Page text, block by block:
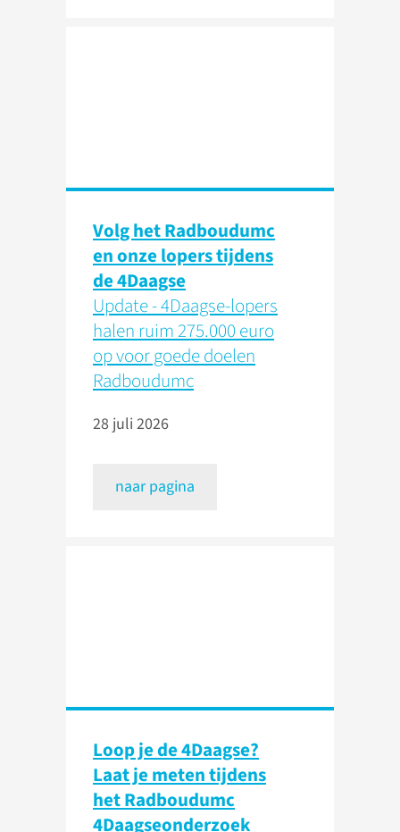
Volg het Radboudumc
en onze lopers tijdens
de 4Daagse
Update - 4Daagse-lopers
halen ruim 275.000 euro
op voor goede doelen
Radboudumc
28 juli 2026
naar pagina
Loop je de 4Daagse?
Laat je meten tijdens
het Radboudumc
4Daagseonderzoek